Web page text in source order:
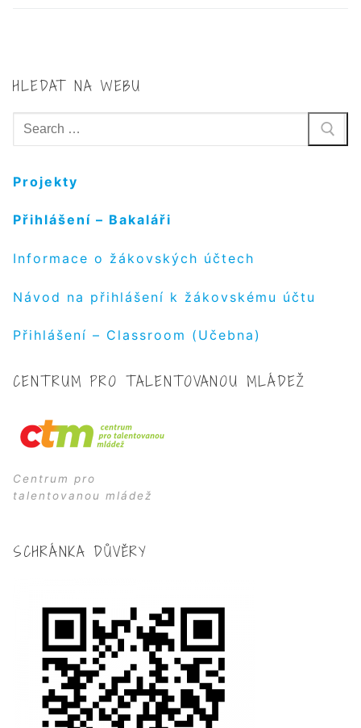
HLEDAT NA WEBU
Hledat:
Projekty
Přihlášení – Bakaláři
Informace o žákovských účtech
Návod na přihlášení k žákovskému účtu
Přihlášení – Classroom (Učebna)
CENTRUM PRO TALENTOVANOU MLÁDEŽ
Centrum pro
talentovanou mládež
SCHRÁNKA DŮVĚRY